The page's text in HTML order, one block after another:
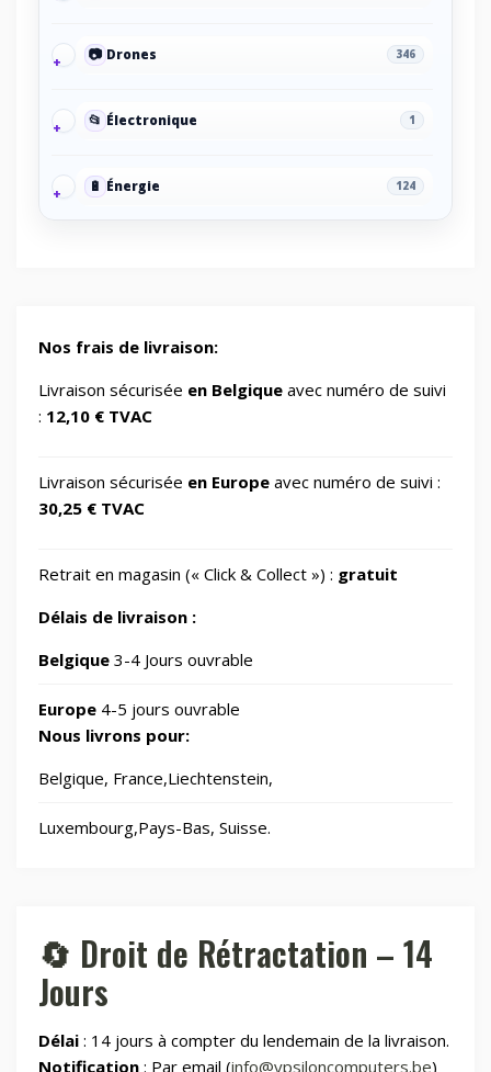
📷 Drones 346
📂 Électronique 1
🔋 Énergie 124
📱 screen protectors/For smartwatches
1
IT Accessories/Monitor stands
📂 Jardin
🧸 Jouets
📂 Laser graveurs et découpeuses
📂
⌚ Montres & Rings 100
Nos frais de livraison:
Livraison sécurisée en Belgique avec numéro de suivi
: 12,10 € TVAC
Livraison sécurisée en Europe avec numéro de suivi :
30,25 € TVAC
Retrait en magasin (« Click & Collect ») : gratuit
Délais de livraison :
Belgique 3-4 Jours ouvrable
Europe 4-5 jours ouvrable
Nous livrons pour:
Belgique, France,Liechtenstein,
Luxembourg,Pays-Bas, Suisse.
🔄 Droit de Rétractation – 14
Jours
Délai : 14 jours à compter du lendemain de la livraison.
Notification : Par email (info@ypsiloncomputers.be)